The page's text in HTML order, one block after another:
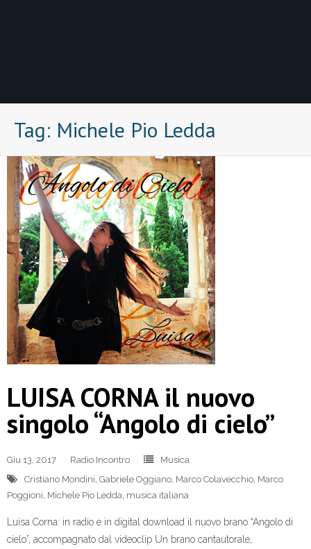
Tag: Michele Pio Ledda
LUISA CORNA il nuovo
singolo “Angolo di cielo”
Giu 13, 2017 Radio Incontro
Musica
Cristiano Mondini, Gabriele Oggiano, Marco Colavecchio, Marco
Poggioni, Michele Pio Ledda, musica italiana
Luisa Corna: in radio e in digital download il nuovo brano “Angolo di
cielo”, accompagnato dal videoclip Un brano cantautorale,